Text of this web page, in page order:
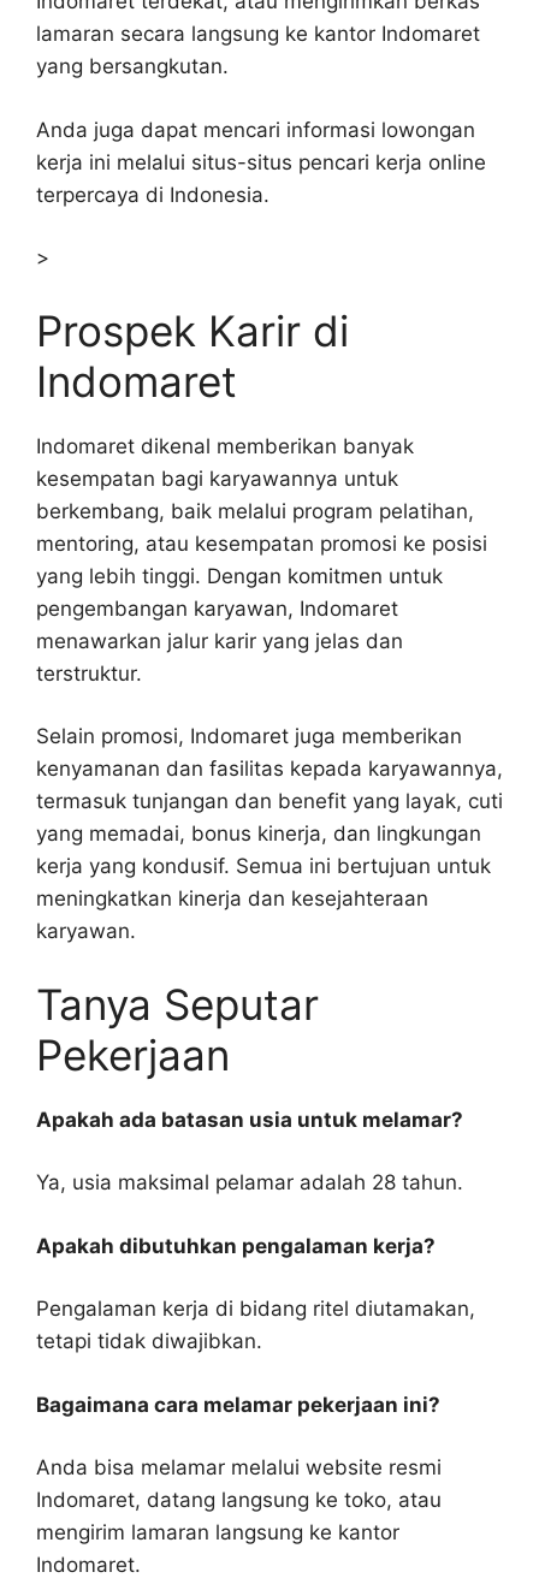
lamaran secara langsung ke kantor Indomaret
yang bersangkutan.
Anda juga dapat mencari informasi lowongan
kerja ini melalui situs-situs pencari kerja online
terpercaya di Indonesia.
>
Prospek Karir di
Indomaret
Indomaret dikenal memberikan banyak
kesempatan bagi karyawannya untuk
berkembang, baik melalui program pelatihan,
mentoring, atau kesempatan promosi ke posisi
yang lebih tinggi. Dengan komitmen untuk
pengembangan karyawan, Indomaret
menawarkan jalur karir yang jelas dan
terstruktur.
Selain promosi, Indomaret juga memberikan
kenyamanan dan fasilitas kepada karyawannya,
termasuk tunjangan dan benefit yang layak, cuti
yang memadai, bonus kinerja, dan lingkungan
kerja yang kondusif. Semua ini bertujuan untuk
meningkatkan kinerja dan kesejahteraan
karyawan.
Tanya Seputar
Pekerjaan
Apakah ada batasan usia untuk melamar?
Ya, usia maksimal pelamar adalah 28 tahun.
Apakah dibutuhkan pengalaman kerja?
Pengalaman kerja di bidang ritel diutamakan,
tetapi tidak diwajibkan.
Bagaimana cara melamar pekerjaan ini?
Anda bisa melamar melalui website resmi
Indomaret, datang langsung ke toko, atau
mengirim lamaran langsung ke kantor
Indomaret.